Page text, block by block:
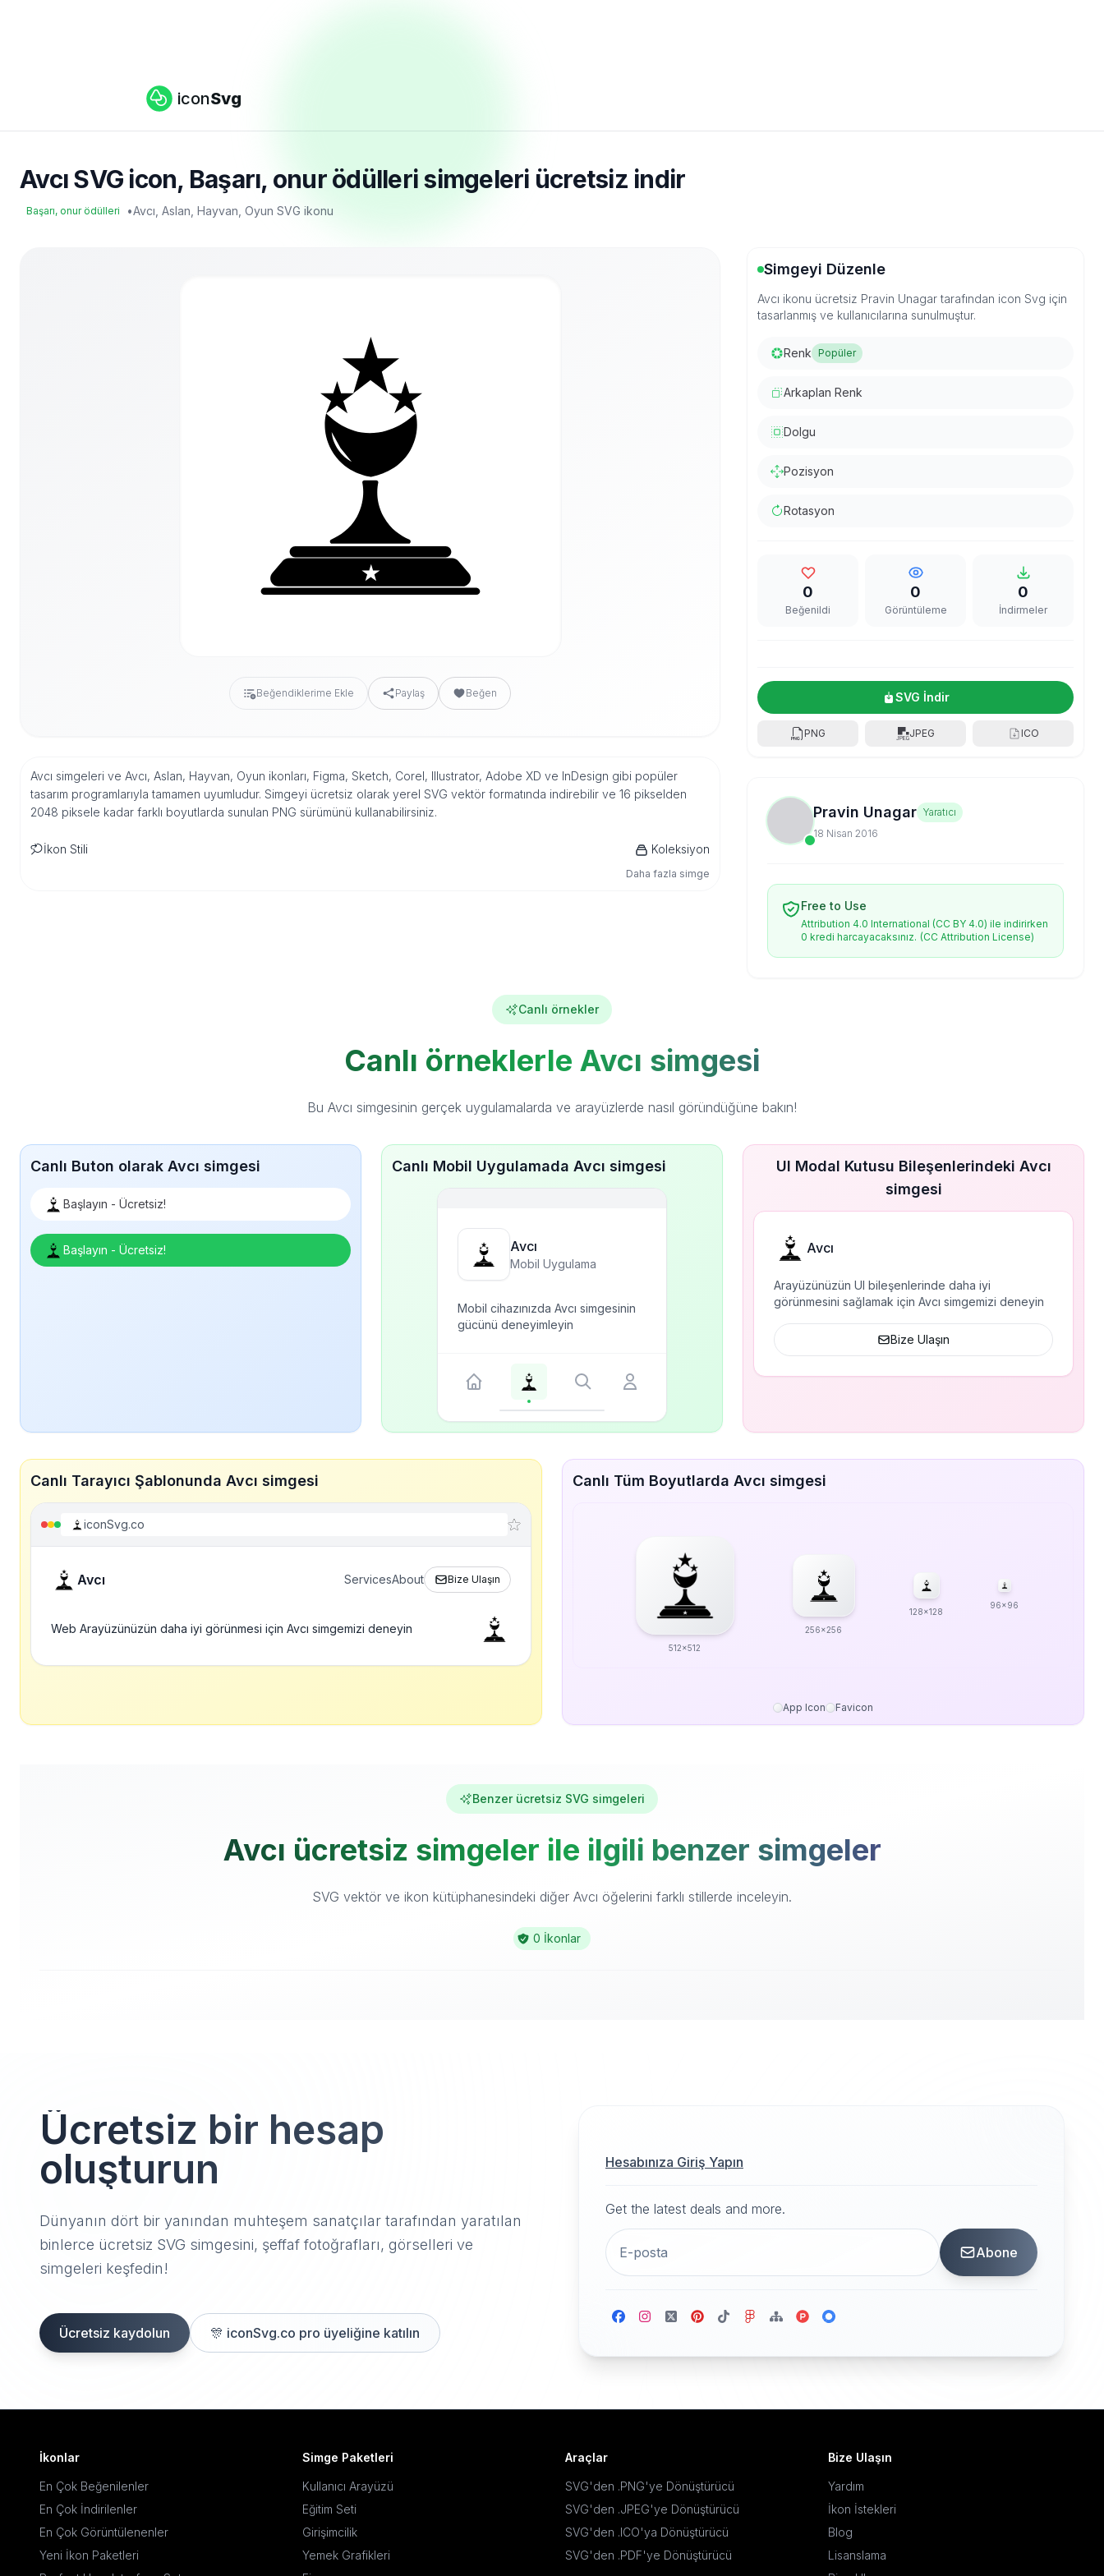
iconSvg
Avcı SVG icon, Başarı, onur ödülleri simgeleri ücretsiz indir
Başarı, onur ödülleri •Avcı, Aslan, Hayvan, Oyun SVG ikonu
Beğendiklerime Ekle Paylaş Beğen
Avcı simgeleri ve Avcı, Aslan, Hayvan, Oyun ikonları, Figma, Sketch, Corel, Illustrator, Adobe XD ve InDesign gibi popüler
tasarım programlarıyla tamamen uyumludur. Simgeyi ücretsiz olarak yerel SVG vektör formatında indirebilir ve 16 pikselden
2048 piksele kadar farklı boyutlarda sunulan PNG sürümünü kullanabilirsiniz.
İkon Stili Koleksiyon
Daha fazla simge
Simgeyi Düzenle
Avcı ikonu ücretsiz Pravin Unagar tarafından icon Svg için
tasarlanmış ve kullanıcılarına sunulmuştur.
Renk Popüler
Arkaplan Renk
Dolgu
Pozisyon
Rotasyon
0
Beğenildi
0
Görüntüleme
0
İndirmeler
SVG İndir
PNG JPEG ICO
Pravin Unagar Yaratıcı
18 Nisan 2016
Free to Use
Attribution 4.0 International (CC BY 4.0) ile indirirken
0 kredi harcayacaksınız. (CC Attribution License)
Canlı örnekler
Canlı örneklerle Avcı simgesi
Bu Avcı simgesinin gerçek uygulamalarda ve arayüzlerde nasıl göründüğüne bakın!
Canlı Buton olarak Avcı simgesi
Başlayın - Ücretsiz!
Başlayın - Ücretsiz!
Canlı Mobil Uygulamada Avcı simgesi
Avcı
Mobil Uygulama
Mobil cihazınızda Avcı simgesinin
gücünü deneyimleyin
UI Modal Kutusu Bileşenlerindeki Avcı
simgesi
Avcı
Arayüzünüzün UI bileşenlerinde daha iyi
görünmesini sağlamak için Avcı simgemizi deneyin
Bize Ulaşın
Canlı Tarayıcı Şablonunda Avcı simgesi
iconSvg.co
Avcı ServicesAbout Bize Ulaşın
Web Arayüzünüzün daha iyi görünmesi için Avcı simgemizi deneyin
Canlı Tüm Boyutlarda Avcı simgesi
512x512
256x256
128x128
96x96
App Icon Favicon
Benzer ücretsiz SVG simgeleri
Avcı ücretsiz simgeler ile ilgili benzer simgeler
SVG vektör ve ikon kütüphanesindeki diğer Avcı öğelerini farklı stillerde inceleyin.
0 İkonlar
Ücretsiz bir hesap
oluşturun
Dünyanın dört bir yanından muhteşem sanatçılar tarafından yaratılan
binlerce ücretsiz SVG simgesini, şeffaf fotoğrafları, görselleri ve
simgeleri keşfedin!
Ücretsiz kaydolun 🎊 iconSvg.co pro üyeliğine katılın
Hesabınıza Giriş Yapın
Get the latest deals and more.
Abone
İkonlar
En Çok Beğenilenler
En Çok İndirilenler
En Çok Görüntülenenler
Yeni İkon Paketleri
Simge Paketleri
Kullanıcı Arayüzü
Eğitim Seti
Girişimcilik
Yemek Grafikleri
Araçlar
SVG'den .PNG'ye Dönüştürücü
SVG'den .JPEG'ye Dönüştürücü
SVG'den .ICO'ya Dönüştürücü
SVG'den .PDF'ye Dönüştürücü
Bize Ulaşın
Yardım
İkon İstekleri
Blog
Lisanslama